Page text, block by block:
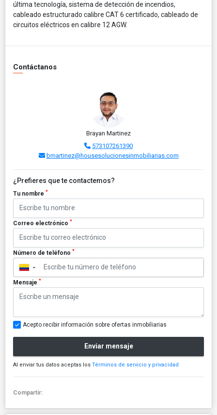
última tecnología, sistema de detección de incendios,
cableado estructurado calibre CAT 6 certificado, cableado de
circuitos eléctricos en calibre 12 AGW.
Contáctanos
Brayan Martinez
573107261390
bmartinez@housesolucionesinmobiliarias.com
¿Prefieres que te contactemos?
Tu nombre *
Correo electrónico *
Número de teléfono *
▼
Mensaje *
Acepto recibir información sobre ofertas inmobiliarias
Enviar mensaje
Al enviar tus datos aceptas los Términos de servicio y privacidad
Compartir: